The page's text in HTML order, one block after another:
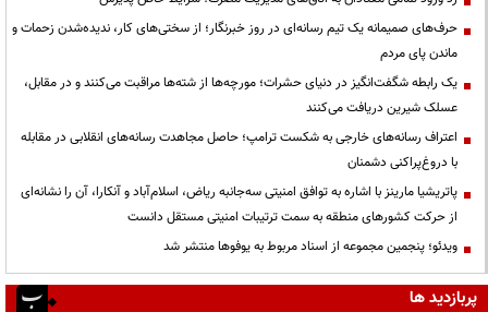
حرف‌های صمیمانه یک تیم رسانه‌ای در روز خبرنگار؛ از سختی‌های کار، ندیده‌شدن زحمات و
ماندن پای مردم
یک رابطه شگفت‌انگیز در دنیای حشرات؛ مورچه‌ها از شته‌ها مراقبت می‌کنند و در مقابل،
عسلک شیرین دریافت می‌کنند
اعتراف رسانه‌های خارجی به شکست ترامپ؛ حاصل مجاهدت رسانه‌های انقلابی در مقابله
با دروغ‌پراکنی دشمنان
پاتریشیا مارینز با اشاره به توافق امنیتی سه‌جانبه ریاض، اسلام‌آباد و آنکارا، آن را نشانه‌ای
از حرکت کشورهای منطقه به سمت ترتیبات امنیتی مستقل دانست
ویدئو؛ پنجمین مجموعه از اسناد مربوط به یوفوها منتشر شد
پربازدید ها